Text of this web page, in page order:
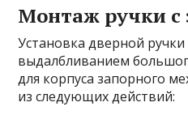
Монтаж ручки с
Установка дверной
выдалбливанием
для корпуса запорного
из следующих действий: